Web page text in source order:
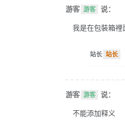
游客 游客 说：
我是在包裝箱裡
站长 站长
游客 游客 说：
不能添加释义